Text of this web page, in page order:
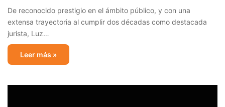
De reconocido prestigio en el ámbito público, y con una
extensa trayectoria al cumplir dos décadas como destacada
jurista, Luz…
Leer más »